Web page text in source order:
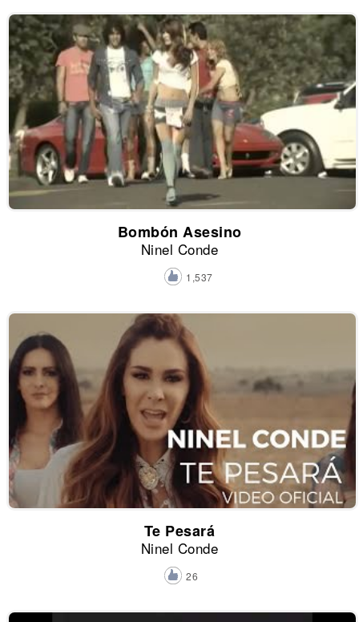
Bombón Asesino
Ninel Conde
1,537
Te Pesará
Ninel Conde
26